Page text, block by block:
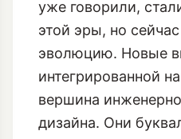
прохожими и
архитектурой?
кроссовки 2026
уже говорили,
этой эры, но
эволюцию. Новые